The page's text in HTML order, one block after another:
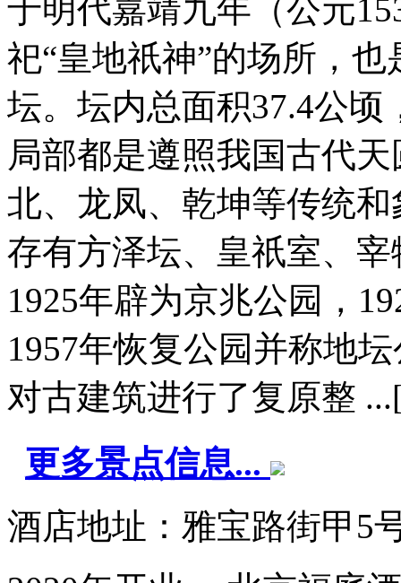
于明代嘉靖九年（公元
祀“皇地祇神”的场所，
坛。坛内总面积37.4公
局部都是遵照我国古代
北、龙凤、乾坤等传统
存有方泽坛、皇祇室、
1925年辟为京兆公园，
1957年恢复公园并称地
对古建筑进行了复原整
更多景点信息...
酒店地址：雅宝路街甲5